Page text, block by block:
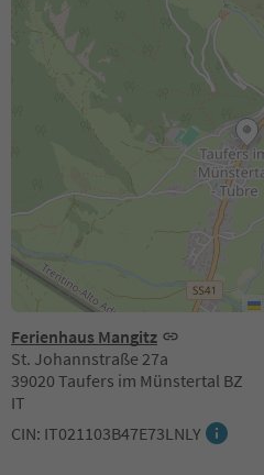
Ferienhaus Mangitz
St. Johannstraße 27a
39020 Taufers im Münstertal BZ
IT
CIN: IT021103B47E73LNLY